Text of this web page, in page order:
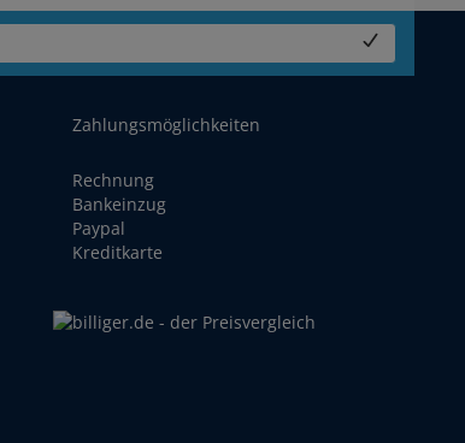
Zahlungsmöglichkeiten
Rechnung
Bankeinzug
Paypal
Kreditkarte